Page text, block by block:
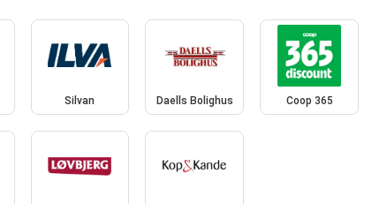
Silvan Daells Bolighus Coop 365